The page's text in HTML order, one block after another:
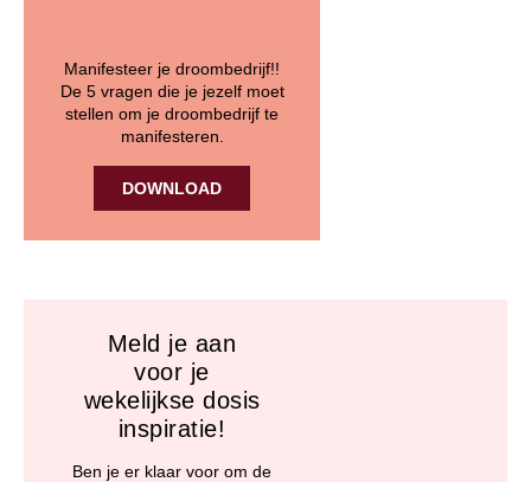
Manifesteer je droombedrijf!!
De 5 vragen die je jezelf moet
stellen om je droombedrijf te
manifesteren.
DOWNLOAD
Meld je aan
voor je
wekelijkse dosis
inspiratie!
Ben je er klaar voor om de